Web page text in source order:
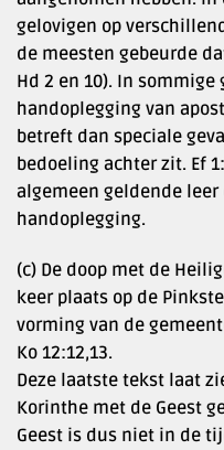
gelovigen op
de meesten gebeurde
Hd 2 en 10). In
handoplegging van
betreft dan speciale
bedoeling achter zit. Ef
algemeen geldende leer
handoplegging.
(c) De doop met de
keer plaats op de
vorming van de
Ko 12:12,13.
Deze laatste tekst laat
Korinthe met de Geest
Geest is dus niet in de